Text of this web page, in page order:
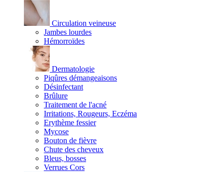
Circulation veineuse
Jambes lourdes
Hémorroïdes
Dermatologie
Piqûres démangeaisons
Désinfectant
Brûlure
Traitement de l'acné
Irritations, Rougeurs, Eczéma
Erythème fessier
Mycose
Bouton de fièvre
Chute des cheveux
Bleus, bosses
Verrues Cors